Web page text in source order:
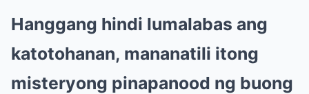
Hanggang hindi lumalabas ang
katotohanan, mananatili itong
misteryong pinapanood ng buong